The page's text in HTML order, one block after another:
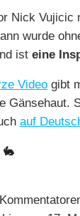
Nick Vujicic
wurde
ist eine
Video gibt
Gänsehaut.
auf